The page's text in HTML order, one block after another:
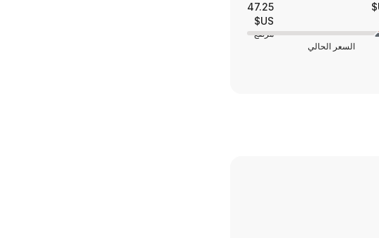
47.25
US$
مرتفع
السعر الحالي